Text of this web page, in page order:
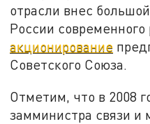
отрасли внес
России современного
акционирование
Советского Союза.
Отметим, что в 2008
замминистра связи и